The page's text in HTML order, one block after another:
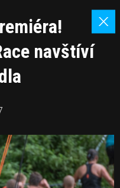
navštíví